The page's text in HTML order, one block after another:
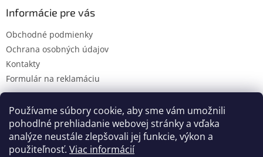
Používame súbory cookie, aby sme vám umožnili
pohodlné prehliadanie webovej stránky a vďaka
analýze neustále zlepšovali jej funkcie, výkon a
použiteľnosť. Viac informácií
Informácie pre vás
Obchodné podmienky
Ochrana osobných údajov
Kontakty
Formulár na reklamáciu
Kontakty Novinky